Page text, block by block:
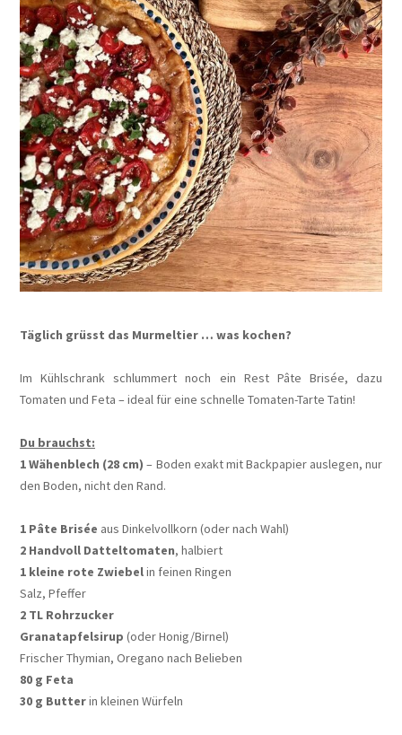
Täglich grüsst das Murmeltier … was kochen?
Im Kühlschrank schlummert noch ein Rest Pâte Brisée, dazu
Tomaten und Feta – ideal für eine schnelle Tomaten-Tarte Tatin!
Du brauchst:
1 Wähenblech (28 cm) – Boden exakt mit Backpapier auslegen, nur
den Boden, nicht den Rand.
1 Pâte Brisée aus Dinkelvollkorn (oder nach Wahl)
2 Handvoll Datteltomaten, halbiert
1 kleine rote Zwiebelin feinen Ringen
Salz, Pfeffer
2 TL Rohrzucker
Granatapfelsirup (oder Honig/Birnel)
Frischer Thymian, Oregano nach Belieben
80 g Feta
30 g Butterin kleinen Würfeln